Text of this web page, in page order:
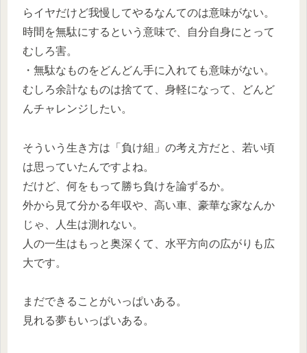
らイヤだけど我慢してやるなんてのは意味がない。
時間を無駄にするという意味で、自分自身にとって
むしろ害。
・無駄なものをどんどん手に入れても意味がない。
むしろ余計なものは捨てて、身軽になって、どんど
んチャレンジしたい。
そういう生き方は「負け組」の考え方だと、若い頃
は思っていたんですよね。
だけど、何をもって勝ち負けを論ずるか。
外から見て分かる年収や、高い車、豪華な家なんか
じゃ、人生は測れない。
人の一生はもっと奥深くて、水平方向の広がりも広
大です。
まだできることがいっぱいある。
見れる夢もいっぱいある。